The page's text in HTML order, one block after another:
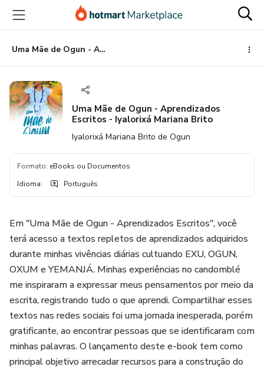
para
conteúdo
principal
para
pagamento
para
rodapé
Uma Mãe de Ogun - Aprendizados Escritos - Iyalorixá Mariana Brito
Uma Mãe de Ogun - Aprendizados
Escritos - Iyalorixá Mariana Brito
Iyalorixá Mariana Brito de Ogun
Formato: eBooks ou Documentos
Idioma: Português
Em "Uma Mãe de Ogun - Aprendizados Escritos", você
terá acesso a textos repletos de aprendizados adquiridos
durante minhas vivências diárias cultuando EXU, OGUN,
OXUM e YEMANJÁ. Minhas experiências no candomblé
me inspiraram a expressar meus pensamentos por meio da
escrita, registrando tudo o que aprendi. Compartilhar esses
textos nas redes sociais foi uma jornada inesperada, porém
gratificante, ao encontrar pessoas que se identificaram com
minhas palavras. O lançamento deste e-book tem como
principal objetivo arrecadar recursos para a construção do